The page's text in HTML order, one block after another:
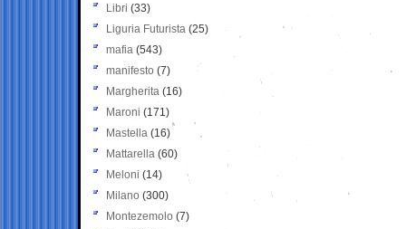
Libri (33)
Liguria Futurista (25)
mafia (543)
manifesto (7)
Margherita (16)
Maroni (171)
Mastella (16)
Mattarella (60)
Meloni (14)
Milano (300)
Montezemolo (7)